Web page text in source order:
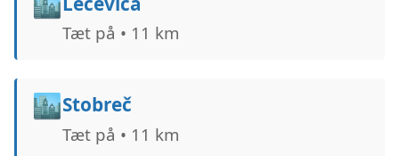
Tæt på • 11 km
🏙️Stobreč
Tæt på • 11 km